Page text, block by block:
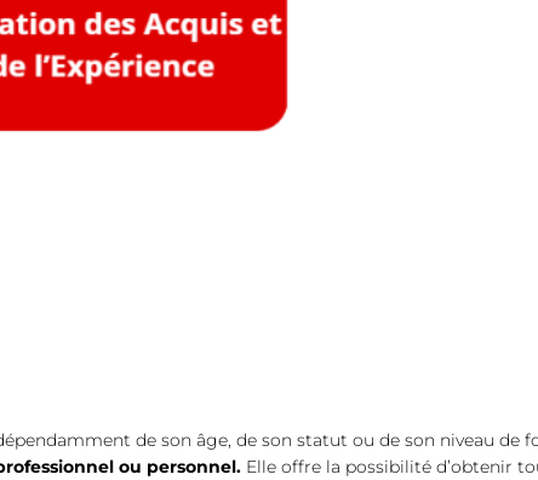
de son âge, de son statut ou de son niveau de
ou personnel. Elle offre la possibilité d’obtenir